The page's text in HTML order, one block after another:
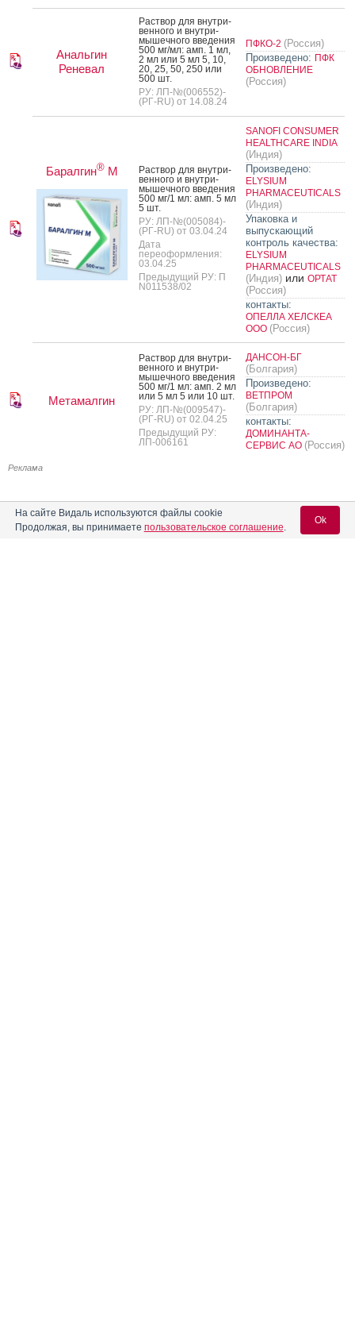
Анальгин
Реневал
Рас­твор для внут­ри­
вен­но­го и внут­ри­
мышеч­но­го вве­дения
500 мг/мл: амп. 1 мл,
2 мл или 5 мл 5, 10,
20, 25, 50, 250 или
500 шт.
РУ: ЛП-№(006552)-
(РГ-RU) от 14.08.24
ПФКО-2 (Россия)
Произведено: ПФК
ОБНОВЛЕНИЕ
(Россия)
Баралгин®М
Рас­твор для внут­ри­
вен­но­го и внут­ри­
мышеч­но­го вве­дения
500 мг/1 мл: амп. 5 мл
5 шт.
РУ: ЛП-№(005084)-
(РГ-RU) от 03.04.24
Дата
переоформления:
03.04.25
Предыдущий РУ: П
N011538/02
SANOFI CONSUMER
HEALTHCARE INDIA
(Индия)
Произведено:
ELYSIUM
PHARMACEUTICALS
(Индия)
Упаковка и
выпускающий
контроль качества:
ELYSIUM
PHARMACEUTICALS
(Индия) или ОРТАТ
(Россия)
контакты:
ОПЕЛЛА ХЕЛСКЕА
ООО (Россия)
Метамалгин
Рас­твор для внут­ри­
вен­но­го и внут­ри­
мышеч­но­го вве­дения
500 мг/1 мл: амп. 2 мл
или 5 мл 5 или 10 шт.
РУ: ЛП-№(009547)-
(РГ-RU) от 02.04.25
Предыдущий РУ:
ЛП-006161
ДАНСОН-БГ
(Болгария)
Произведено:
ВЕТПРОМ
(Болгария)
контакты:
ДОМИНАНТА-
СЕРВИС АО (Россия)
Реклама
На сайте Видаль используются файлы cookie
Продолжая, вы принимаете пользовательское соглашение.
Ok